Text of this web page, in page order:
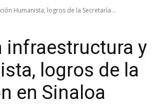
Humanista, logros de la Secretaría...
infraestructura y
logros de la
en Sinaloa